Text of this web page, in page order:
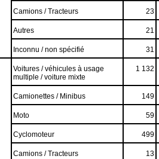
Camions / Tracteurs 23
Autres 21
Inconnu / non spécifié 31
Voitures / véhicules à usage
multiple / voiture mixte
1 132
Camionettes / Minibus 149
Moto 59
Cyclomoteur 499
Camions / Tracteurs 13